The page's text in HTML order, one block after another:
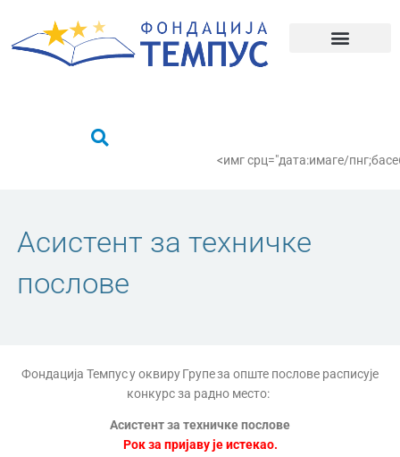
садржај
<имг срц="дата:имаге/
Асистент за техничке
послове
Фондација Темпус у оквиру Групе за опште послове расписује
конкурс за радно место:
Асистент за техничке послове
Рок за пријаву је истекао.